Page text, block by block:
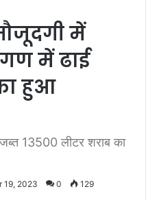
में
में ढाई
हुआ
जब्त 13500 लीटर शराब का
19, 2023 0 129